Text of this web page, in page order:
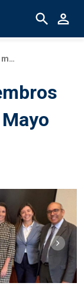
Reconocimiento miembros eméritos Colsanitas Mayo 2026